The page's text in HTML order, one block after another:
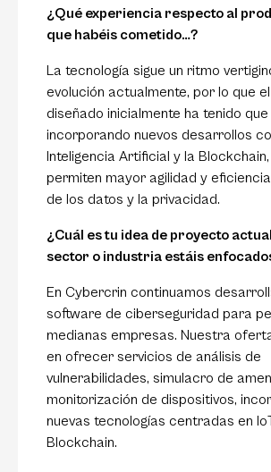
¿Qué experiencia respecto al
que habéis cometido…?
La tecnología sigue un ritmo
evolución actualmente, por lo que
diseñado inicialmente ha tenido
incorporando nuevos desarrollos
Inteligencia Artificial y la
permiten mayor agilidad y
de los datos y la privacidad.
¿Cuál es tu idea de proyecto
sector o industria estáis
En Cybercrin continuamos
software de ciberseguridad para
medianas empresas. Nuestra
en ofrecer servicios de análisis de
vulnerabilidades, simulacro de
monitorización de dispositivos,
nuevas tecnologías centradas en
Blockchain.